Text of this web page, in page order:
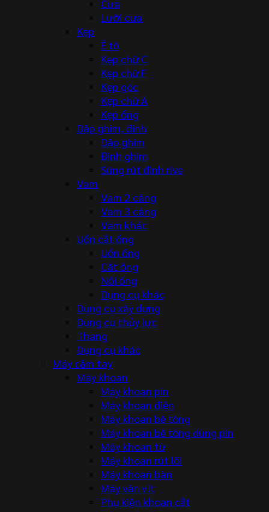
Cưa
Lưỡi cưa
Kẹp
Ê tô
Kẹp chữ C
Kẹp chữ F
Kẹp góc
Kẹp chữ A
Kẹp ống
Dập ghim, đinh
Dập ghim
Đinh ghim
Súng rút đinh rive
Vam
Vam 2 càng
Vam 3 càng
Vam khác
Uốn cắt ống
Uốn ống
Cắt ống
Nối ống
Dụng cụ khác
Dụng cụ xây dựng
Dụng cụ thủy lực
Thang
Dụng cụ khác
Máy cầm tay
Máy khoan
Máy khoan pin
Máy khoan điện
Máy khoan bê tông
Máy khoan bê tông dùng pin
Máy khoan từ
Máy khoan rút lõi
Máy khoan bàn
Máy vặn vít
Phụ kiện khoan cắt